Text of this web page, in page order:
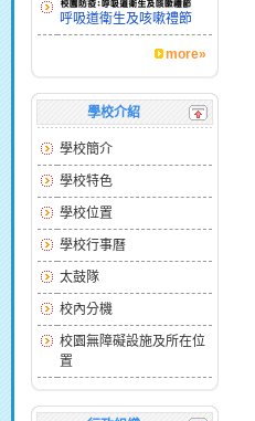
呼吸道衛生及咳嗽禮節
more»
學校介紹
學校簡介
學校特色
學校位置
學校行事曆
太鼓隊
校內分機
校園無障礙設施及所在位
置